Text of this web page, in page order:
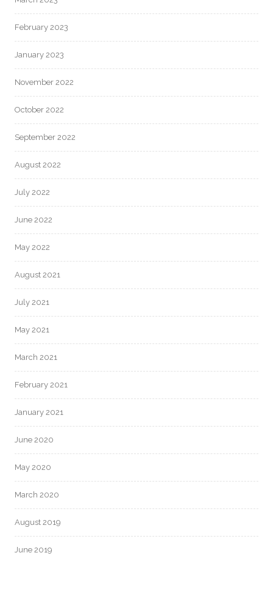
February 2023
January 2023
November 2022
October 2022
September 2022
August 2022
July 2022
June 2022
May 2022
August 2021
July 2021
May 2021
March 2021
February 2021
January 2021
June 2020
May 2020
March 2020
August 2019
June 2019